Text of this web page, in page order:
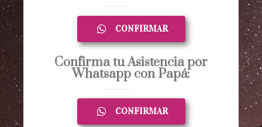
CONFIRMAR
Confirma tu Asistencia por
Whatsapp con Papá:
CONFIRMAR